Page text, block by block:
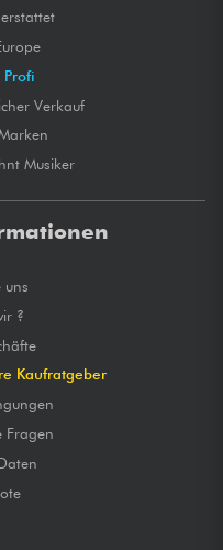
Verkauf
Musiker
uns
?
Kaufratgeber
Fragen